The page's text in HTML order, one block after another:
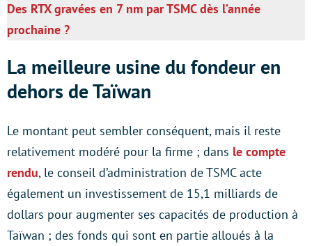
Des RTX gravées en 7 nm par TSMC dès l’année
prochaine ?
La meilleure usine du fondeur en
dehors de Taïwan
Le montant peut sembler conséquent, mais il reste
relativement modéré pour la firme ; dans le compte
rendu, le conseil d’administration de TSMC acte
également un investissement de 15,1 milliards de
dollars pour augmenter ses capacités de production à
Taïwan ; des fonds qui sont en partie alloués à la